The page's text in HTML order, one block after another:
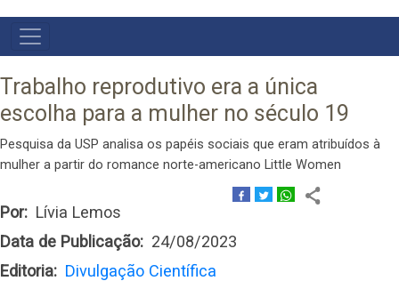
NAVEGADOR
PRINCIPAL
Trabalho reprodutivo era a única
escolha para a mulher no século 19
Pesquisa da USP analisa os papéis sociais que eram atribuídos à
mulher a partir do romance norte-americano Little Women
Por
Lívia Lemos
Data de Publicação
24/08/2023
Editoria
Divulgação Científica